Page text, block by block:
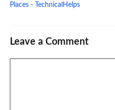
Places - TechnicalHelps
Leave a Comment